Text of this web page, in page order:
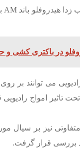
در باکتری کشی و
می توانند بر روی
بررسی قرار گرفت.